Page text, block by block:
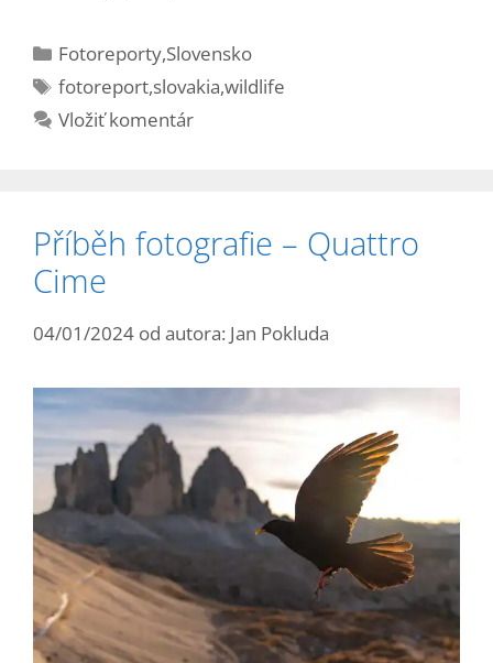
Kategórie
Fotoreporty,Slovensko
Značky
fotoreport,slovakia,wildlife
Vložiť komentár
Příběh fotografie – Quattro
Cime
04/01/2024 od autora: Jan Pokluda